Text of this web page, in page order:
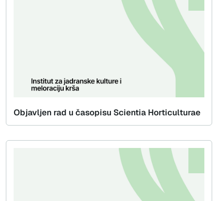
Objavljen rad u časopisu Scientia Horticulturae